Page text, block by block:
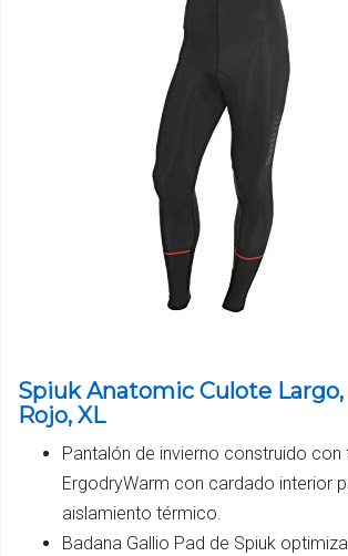
Spiuk Anatomic Culote
Rojo, XL
Pantalón de invierno construido
ErgodryWarm con cardado interior
aislamiento térmico.
Badana Gallio Pad de Spiuk